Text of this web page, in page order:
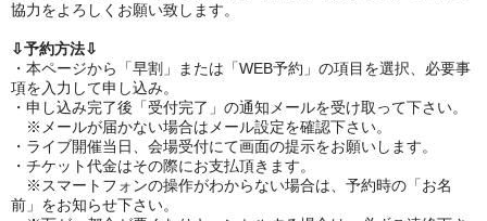
協力をよろしくお願い致します。
⇩予約方法⇩
・本ページから「早割」または「WEB予約」の項目を選択、必要事
項を入力して申し込み。
・申し込み完了後「受付完了」の通知メールを受け取って下さい。
※メールが届かない場合はメール設定を確認下さい。
・ライブ開催当日、会場受付にて画面の提示をお願いします。
・チケット代金はその際にお支払頂きます。
※スマートフォンの操作がわからない場合は、予約時の「お名
前」をお知らせ下さい。